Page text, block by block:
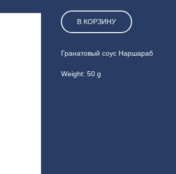
В КОРЗИНУ
Гранатовый соус Наршараб
Weight: 50 g